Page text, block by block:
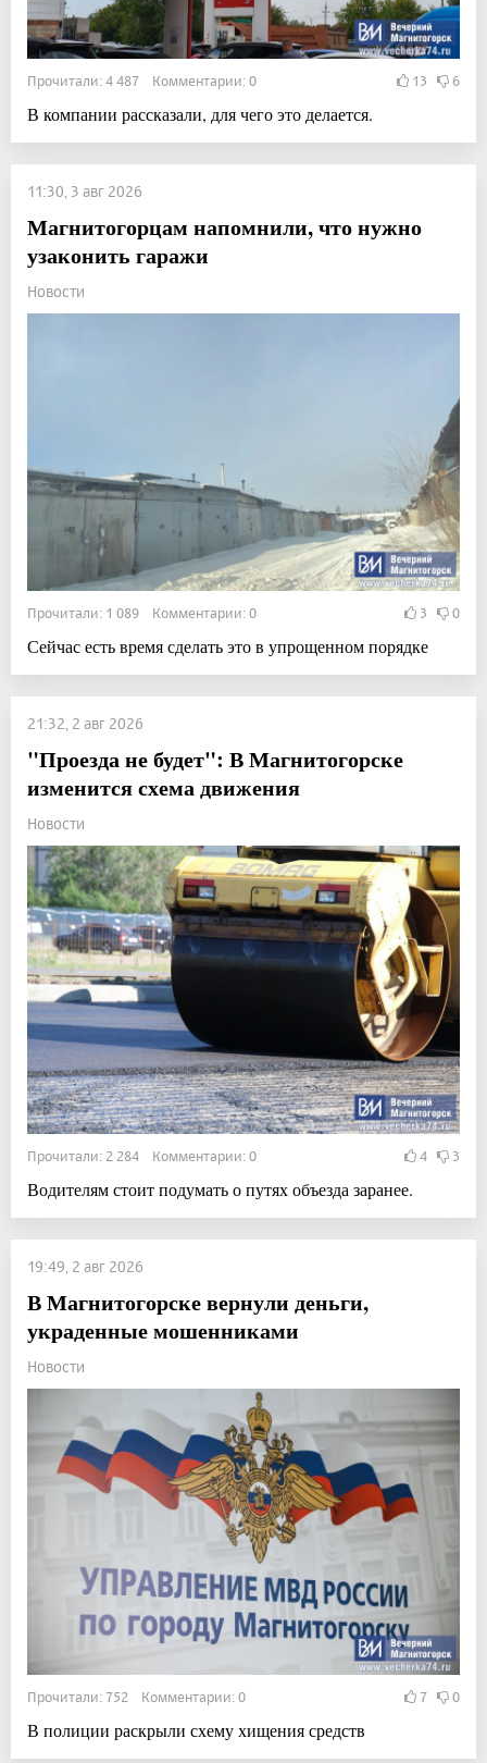
Прочитали: 4 487 Комментарии: 0 13 6
В компании рассказали, для чего это делается.
11:30, 3 авг 2026
Магнитогорцам напомнили, что нужно
узаконить гаражи
Новости
Прочитали: 1 089 Комментарии: 0 3 0
Сейчас есть время сделать это в упрощенном порядке
21:32, 2 авг 2026
"Проезда не будет": В Магнитогорске
изменится схема движения
Новости
Прочитали: 2 284 Комментарии: 0 4 3
Водителям стоит подумать о путях объезда заранее.
19:49, 2 авг 2026
В Магнитогорске вернули деньги,
украденные мошенниками
Новости
Прочитали: 752 Комментарии: 0 7 0
В полиции раскрыли схему хищения средств